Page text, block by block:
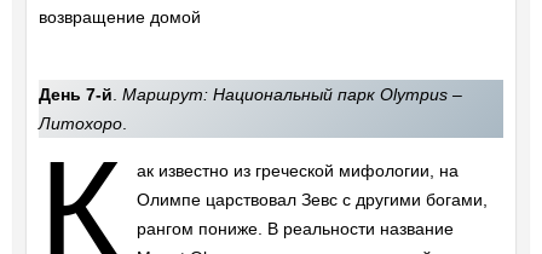
возвращение домой
День 7-й Маршрут: Национальный парк Olympus –
Литохоро.
К
ак известно из греческой мифологии, на
Олимпе царствовал Зевс с другими богами,
рангом пониже. В реальности название